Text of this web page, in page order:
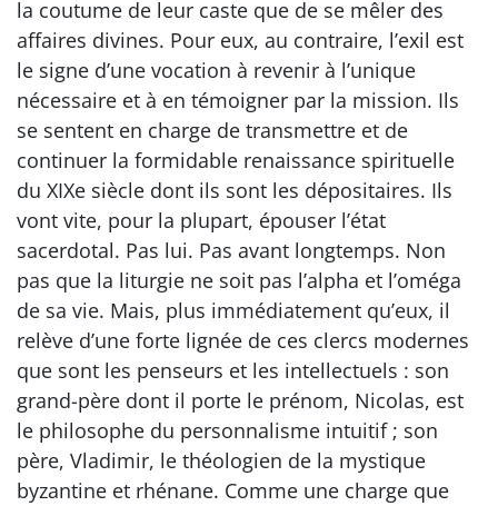
la coutume de leur caste que de se mêler des
affaires divines. Pour eux, au contraire, l’exil est
le signe d’une vocation à revenir à l’unique
nécessaire et à en témoigner par la mission. Ils
se sentent en charge de transmettre et de
continuer la formidable renaissance spirituelle
du XIXe siècle dont ils sont les dépositaires. Ils
vont vite, pour la plupart, épouser l’état
sacerdotal. Pas lui. Pas avant longtemps. Non
pas que la liturgie ne soit pas l’alpha et l’oméga
de sa vie. Mais, plus immédiatement qu’eux, il
relève d’une forte lignée de ces clercs modernes
que sont les penseurs et les intellectuels : son
grand-père dont il porte le prénom, Nicolas, est
le philosophe du personnalisme intuitif ; son
père, Vladimir, le théologien de la mystique
byzantine et rhénane. Comme une charge que